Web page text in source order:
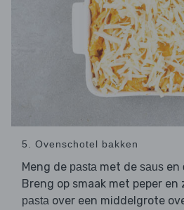
5. Ovenschotel bakken
Meng de pasta met de saus en
Breng op smaak met peper en
pasta over een middelgrote